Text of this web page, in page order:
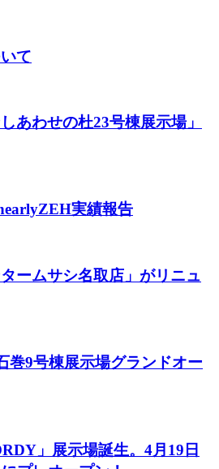
て
あわせの杜23号棟展示場」
実績報告
ームサシ名取店」がリニュ
巻9号棟展示場グランドオー
」展示場誕生。4月19日